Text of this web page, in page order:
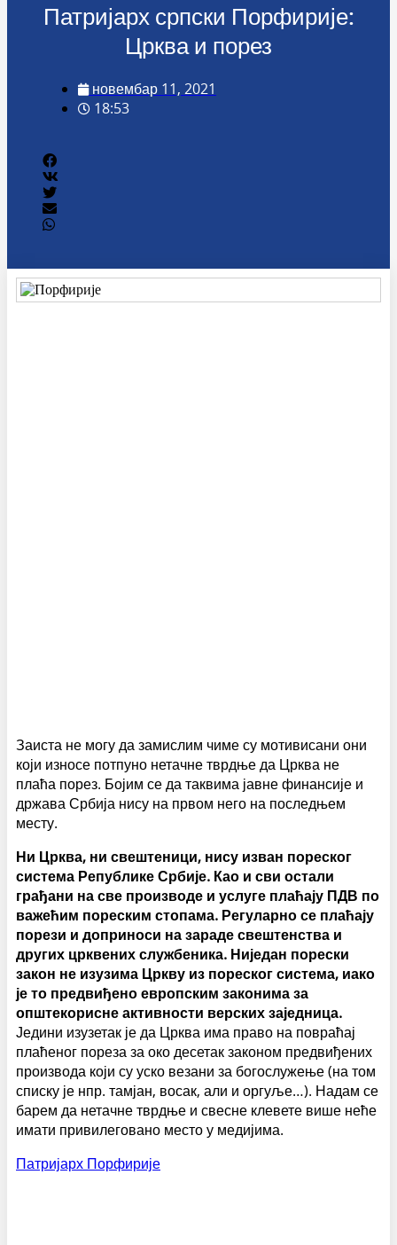
Патријарх српски Порфирије:
Црква и порез
новембар 11, 2021
18:53
Заиста не могу да замислим чиме су мотивисани они
који износе потпуно нетачне тврдње да Црква не
плаћа порез. Бојим се да таквима јавне финансије и
држава Србија нису на првом него на последњем
месту.
Ни Црква, ни свештеници, нису изван пореског
система Републике Србије. Као и сви остали
грађани на све производе и услуге плаћају ПДВ по
важећим пореским стопама. Регуларно се плаћају
порези и доприноси на зараде свештенства и
других црквених службеника. Ниједан порески
закон не изузима Цркву из пореског система, иако
је то предвиђено европским законима за
општекорисне активности верских заједница.
Једини изузетак је да Црква има право на повраћај
плаћеног пореза за око десетак законом предвиђених
производа који су уско везани за богослужење (на том
списку је нпр. тамјан, восак, али и оргуље…). Надам се
барем да нетачне тврдње и свесне клевете више неће
имати привилеговано место у медијима.
Патријарх Порфирије